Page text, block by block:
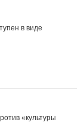
в виде
«культуры